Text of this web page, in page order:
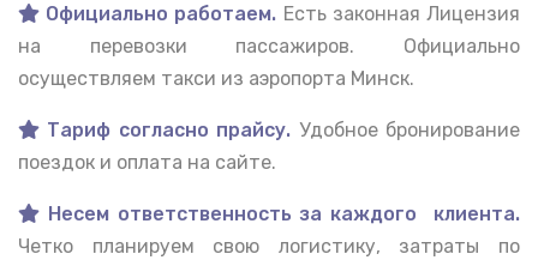
Официально работаем. Есть законная Лицензия
на перевозки пассажиров. Официально
осуществляем такси из аэропорта Минск.
Тариф согласно прайсу. Удобное бронирование
поездок и оплата на сайте.
Несем ответственность за каждого клиента.
Четко планируем свою логистику, затраты по